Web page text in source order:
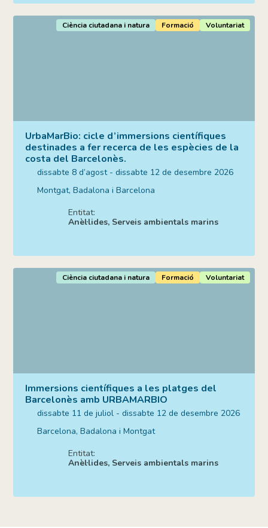
UrbaMarBio: cicle d’immersions científiques
destinades a fer recerca de les espècies de la
costa del Barcelonès.
dissabte 8 d’agost - dissabte 12 de desembre 2026
Montgat, Badalona i Barcelona
Ciència ciutadana i natura Formació Voluntariat
Entitat:
Anèl·lides, Serveis ambientals marins
Immersions científiques a les platges del
Barcelonès amb URBAMARBIO
dissabte 11 de juliol - dissabte 12 de desembre 2026
Barcelona, Badalona i Montgat
Ciència ciutadana i natura Formació Voluntariat
Entitat:
Anèl·lides, Serveis ambientals marins